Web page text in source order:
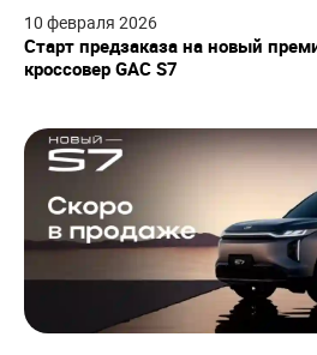
10 февраля 2026
Старт предзаказа на новый
кроссовер GAC S7